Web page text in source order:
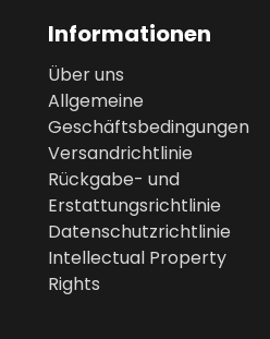
Informationen
Über uns
Allgemeine
Geschäftsbedingungen
Versandrichtlinie
Rückgabe- und
Erstattungsrichtlinie
Datenschutzrichtlinie
Intellectual Property
Rights